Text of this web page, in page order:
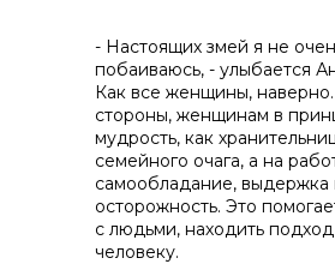
- Настоящих змей я не
побаиваюсь, - улыбается
Как все женщины,
стороны, женщинам в
мудрость, как
семейного очага, а на
самообладание, выдержка
осторожность. Это
с людьми, находить
человеку.